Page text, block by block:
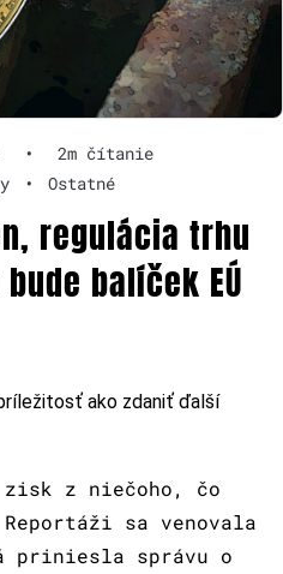
•
2m čítanie
• Ostatné
regulácia trhu
balíček EÚ
ako zdaniť ďalší
z niečoho, čo
sa venovala
priniesla správu o